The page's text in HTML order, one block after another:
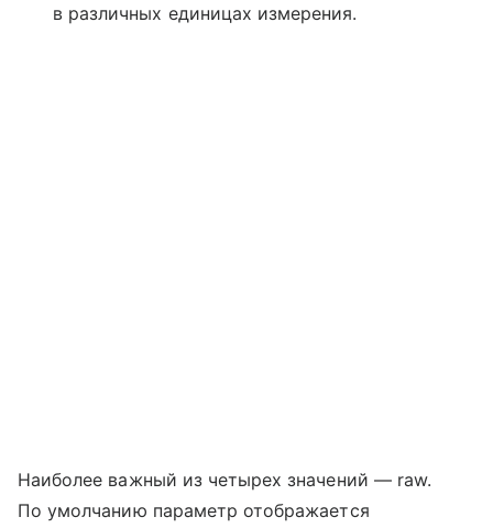
в различных единицах измерения.
Наиболее важный из четырех значений — raw.
По умолчанию параметр отображается